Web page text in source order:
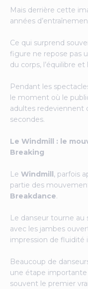
Mais derrière cette
années
Ce qui surprend
figure ne repose pas
du corps, l’équilibre
Pendant les
le moment où le
adultes redeviennent
secondes.
Le Windmill : le
Breaking
Le Windmill, parfois
partie des
Breakdance.
Le danseur tourne au
avec les jambes
impression de fluidité
Beaucoup de
une étape importante
souvent le premier